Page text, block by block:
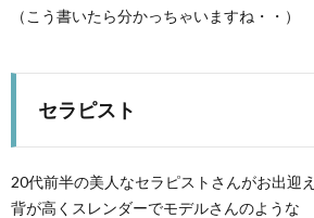
（こう書いたら分かっちゃいますね・・）
セラピスト
20代前半の美人なセラピストさんがお出迎え
背が高くスレンダーでモデルさんのような